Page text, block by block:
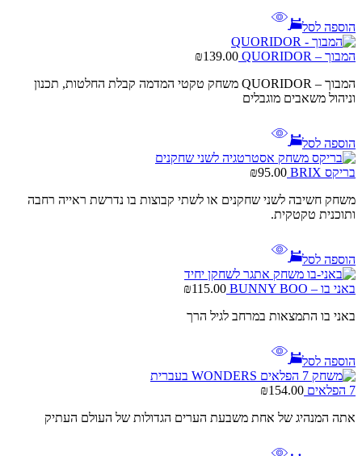
הוספה לסל
המבוך – QUORIDOR ₪139.00
המבוך – QUORIDOR משחק טקטי המדמה קבלת החלטות, תכנון
וניהול משאבים מוגבלים
הוספה לסל
בריקס BRIX ₪95.00
משחק חשיבה לשני שחקנים או לשתי קבוצות בו נדרשת ראייה רחבה
ותוכנית טקטקית.
הוספה לסל
באני בו – BUNNY BOO ₪115.00
באני בו התמצאות במרחב לגיל הרך
הוספה לסל
7 הפלאים ₪154.00
אתה המנהיג של אחת משבעת הערים הגדולות של העולם העתיק